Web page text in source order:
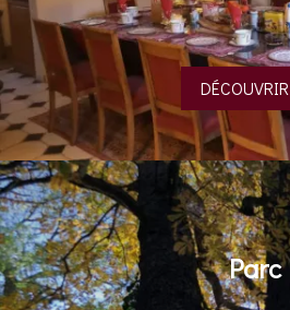
DÉCOUVRIR
Parc